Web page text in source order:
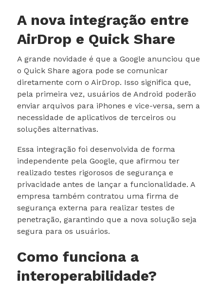
A nova integração entre
AirDrop e Quick Share
A grande novidade é que a Google anunciou que
o Quick Share agora pode se comunicar
diretamente com o AirDrop. Isso significa que,
pela primeira vez, usuários de Android poderão
enviar arquivos para iPhones e vice-versa, sem a
necessidade de aplicativos de terceiros ou
soluções alternativas.
Essa integração foi desenvolvida de forma
independente pela Google, que afirmou ter
realizado testes rigorosos de segurança e
privacidade antes de lançar a funcionalidade. A
empresa também contratou uma firma de
segurança externa para realizar testes de
penetração, garantindo que a nova solução seja
segura para os usuários.
Como funciona a
interoperabilidade?